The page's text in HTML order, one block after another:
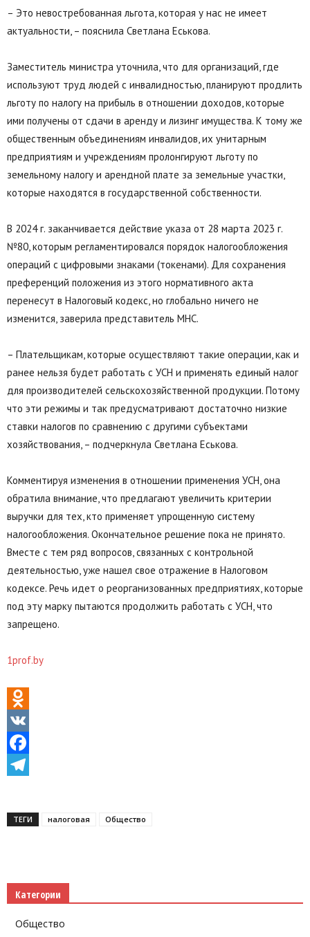
– Это невостребованная льгота, которая у нас не имеет
актуальности, – пояснила Светлана Еськова.
Заместитель министра уточнила, что для организаций, где
используют труд людей с инвалидностью, планируют продлить
льготу по налогу на прибыль в отношении доходов, которые
ими получены от сдачи в аренду и лизинг имущества. К тому же
общественным объединениям инвалидов, их унитарным
предприятиям и учреждениям пролонгируют льготу по
земельному налогу и арендной плате за земельные участки,
которые находятся в государственной собственности.
В 2024 г. заканчивается действие указа от 28 марта 2023 г.
№80, которым регламентировался порядок налогообложения
операций с цифровыми знаками (токенами). Для сохранения
преференций положения из этого нормативного акта
перенесут в Налоговый кодекс, но глобально ничего не
изменится, заверила представитель МНС.
– Плательщикам, которые осуществляют такие операции, как и
ранее нельзя будет работать с УСН и применять единый налог
для производителей сельскохозяйственной продукции. Потому
что эти режимы и так предусматривают достаточно низкие
ставки налогов по сравнению с другими субъектами
хозяйствования, – подчеркнула Светлана Еськова.
Комментируя изменения в отношении применения УСН, она
обратила внимание, что предлагают увеличить критерии
выручки для тех, кто применяет упрощенную систему
налогообложения. Окончательное решение пока не принято.
Вместе с тем ряд вопросов, связанных с контрольной
деятельностью, уже нашел свое отражение в Налоговом
кодексе. Речь идет о реорганизованных предприятиях, которые
под эту марку пытаются продолжить работать с УСН, что
запрещено.
1prof.by
Odnoklassniki
VK
Facebook
ТЕГИ налоговая Общество
Категории
Общество